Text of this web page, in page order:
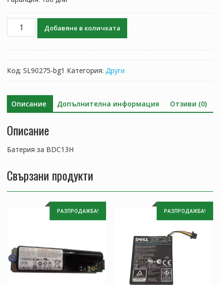
количество
Добавяне в количката
Код: SL90275-bg1 Категория: Други
Описание Допълнителна информация Отзиви (0)
Описание
Батерия за BDC13H
Свързани продукти
РАЗПРОДАЖБА! РАЗПРОДАЖБА!